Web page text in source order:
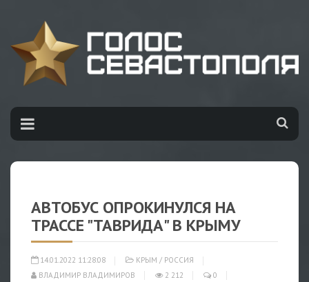
АВТОБУС ОПРОКИНУЛСЯ НА
ТРАССЕ "ТАВРИДА" В КРЫМУ
14.01.2022 11:28:08 КРЫМ / РОССИЯ
ВЛАДИМИР ВЛАДИМИРОВ
2 212 0